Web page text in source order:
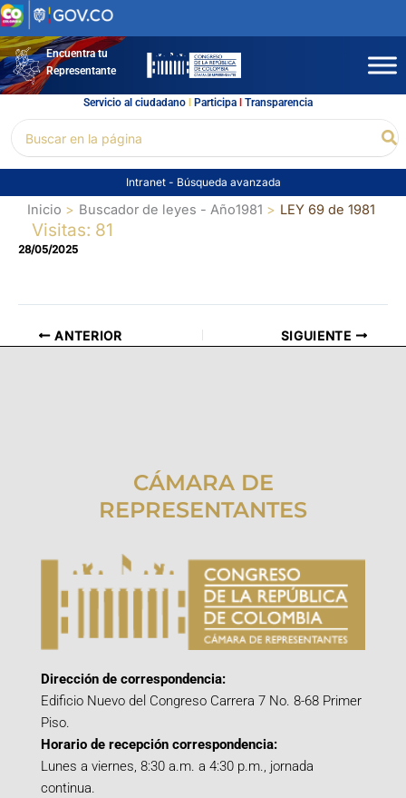
Ir
al
contenidoEncuentra tu
Representante
Servicio al ciudadano l Participal Transparencia
por:
Intranet - Búsqueda avanzada
Inicio Buscador de leyes - Año1981 LEY 69 de 1981
Visitas: 81
28/05/2025
ANTERIOR SIGUIENTE
CÁMARA DE
REPRESENTANTES
Dirección de correspondencia:
Edificio Nuevo del Congreso Carrera 7 No. 8-68 Primer
Piso.
Horario de recepción correspondencia:
Lunes a viernes, 8:30 a.m. a 4:30 p.m., jornada
continua.